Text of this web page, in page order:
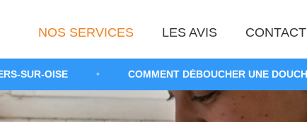
NOS SERVICES LES AVIS CONTACT
• COMMENT DÉBOUCHER UNE DOUCHE RAPIDEMENT